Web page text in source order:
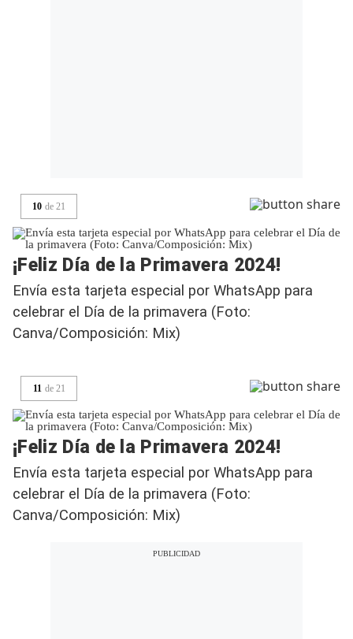
10 de 21
¡Feliz Día de la Primavera 2024!
Envía esta tarjeta especial por WhatsApp para
celebrar el Día de la primavera (Foto:
Canva/Composición: Mix)
11 de 21
¡Feliz Día de la Primavera 2024!
Envía esta tarjeta especial por WhatsApp para
celebrar el Día de la primavera (Foto:
Canva/Composición: Mix)